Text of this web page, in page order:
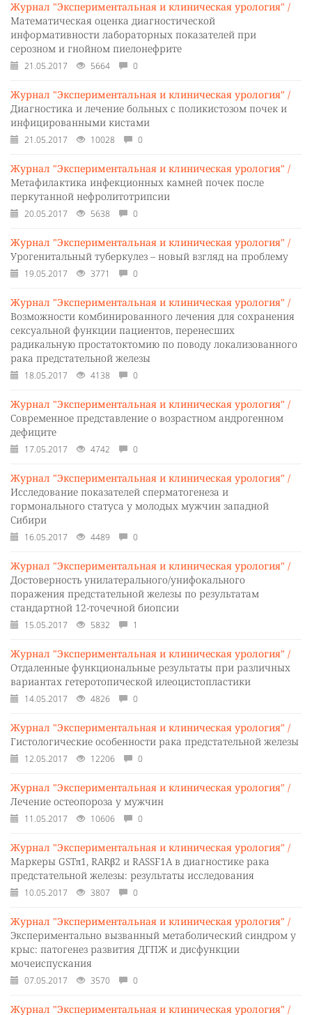
Журнал "Экспериментальная и клиническая урология" /
Математическая оценка диагностической
информативности лабораторных показателей при
серозном и гнойном пиелонефрите
21.05.2017 5664 0
Журнал "Экспериментальная и клиническая урология" /
Диагностика и лечение больных с поликистозом почек и
инфицированными кистами
21.05.2017 10028 0
Журнал "Экспериментальная и клиническая урология" /
Метафилактика инфекционных камней почек после
перкутанной нефролитотрипсии
20.05.2017 5638 0
Журнал "Экспериментальная и клиническая урология" /
Урогенитальный туберкулез – новый взгляд на проблему
19.05.2017 3771 0
Журнал "Экспериментальная и клиническая урология" /
Возможности комбинированного лечения для сохранения
сексуальной функции пациентов, перенесших
радикальную простатоктомию по поводу локализованного
рака предстательной железы
18.05.2017 4138 0
Журнал "Экспериментальная и клиническая урология" /
Современное представление о возрастном андрогенном
дефиците
17.05.2017 4742 0
Журнал "Экспериментальная и клиническая урология" /
Исследование показателей сперматогенеза и
гормонального статуса у молодых мужчин западной
Cибири
16.05.2017 4489 0
Журнал "Экспериментальная и клиническая урология" /
Достоверность унилатерального/унифокального
поражения предстательной железы по результатам
стандартной 12-точечной биопсии
15.05.2017 5832 1
Журнал "Экспериментальная и клиническая урология" /
Отдаленные функциональные результаты при различных
вариантах гетеротопической илеоцистопластики
14.05.2017 4826 0
Журнал "Экспериментальная и клиническая урология" /
Гистологические особенности рака предстательной железы
12.05.2017 12206 0
Журнал "Экспериментальная и клиническая урология" /
Лечение остеопороза у мужчин
11.05.2017 10606 0
Журнал "Экспериментальная и клиническая урология" /
Маркеры GSTπ1, RARβ2 и RASSF1A в диагностике рака
предстательной железы: результаты исследования
10.05.2017 3807 0
Журнал "Экспериментальная и клиническая урология" /
Экспериментально вызванный метаболический синдром у
крыс: патогенез развития ДГПЖ и дисфункции
мочеиспускания
07.05.2017 3570 0
Журнал "Экспериментальная и клиническая урология" /